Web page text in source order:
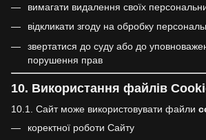
вимагати видалення своїх
відкликати згоду на обробку
звертатися до суду або до
порушення прав
10. Використання файлів
10.1. Сайт може використовувати файли
коректної роботи Сайту